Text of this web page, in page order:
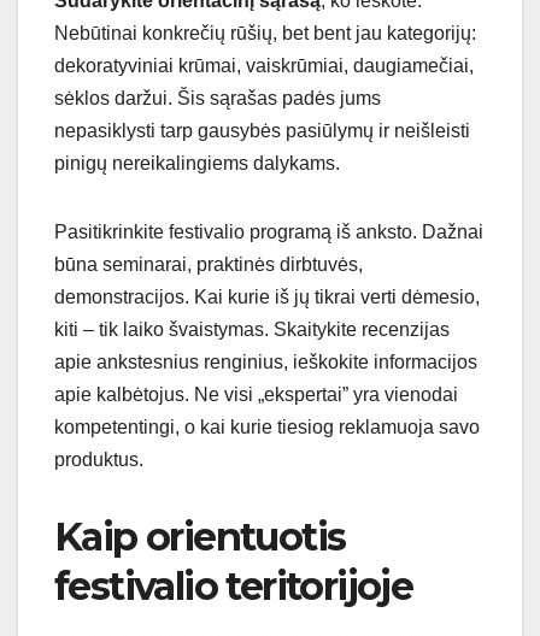
Nebūtinai konkrečių rūšių, bet bent jau kategorijų:
dekoratyviniai krūmai, vaiskrūmiai, daugiamečiai,
sėklos daržui. Šis sąrašas padės jums
nepasiklysti tarp gausybės pasiūlymų ir neišleisti
pinigų nereikalingiems dalykams.
Pasitikrinkite festivalio programą iš anksto. Dažnai
būna seminarai, praktinės dirbtuvės,
demonstracijos. Kai kurie iš jų tikrai verti dėmesio,
kiti – tik laiko švaistymas. Skaitykite recenzijas
apie ankstesnius renginius, ieškokite informacijos
apie kalbėtojus. Ne visi „ekspertai” yra vienodai
kompetentingi, o kai kurie tiesiog reklamuoja savo
produktus.
Kaip orientuotis
festivalio teritorijoje